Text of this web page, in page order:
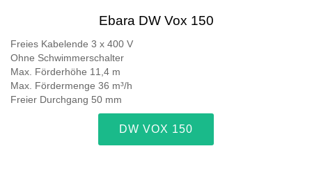
Ebara DW Vox 150
Freies Kabelende 3 x 400 V
Ohne Schwimmerschalter
Max. Förderhöhe 11,4 m
Max. Fördermenge 36 m³/h
Freier Durchgang 50 mm
DW VOX 150